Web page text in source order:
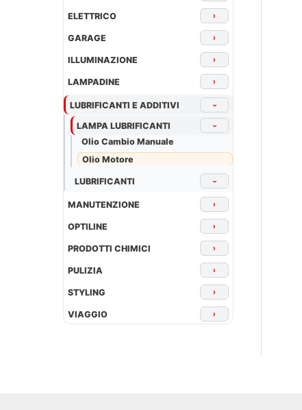
ELETTRICO ›
GARAGE ›
ILLUMINAZIONE ›
LAMPADINE ›
LUBRIFICANTI E ADDITIVI ›
LAMPA LUBRIFICANTI ›
Olio Cambio Manuale
Olio Motore
LUBRIFICANTI ›
MANUTENZIONE ›
OPTILINE ›
PRODOTTI CHIMICI ›
PULIZIA ›
STYLING ›
VIAGGIO ›